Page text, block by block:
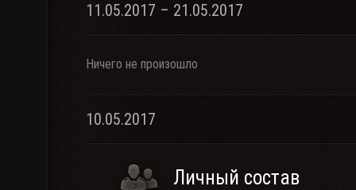
11.05.2017 – 21.05.2017
Ничего не произошло
10.05.2017
Личный состав